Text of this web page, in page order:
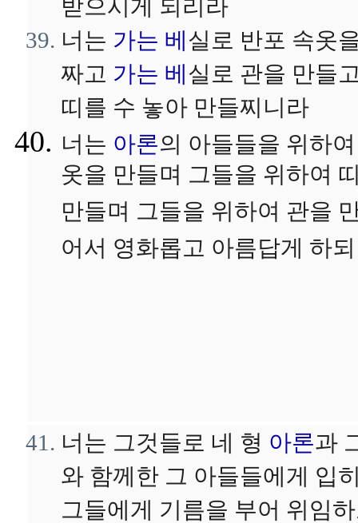
받으시게 되리라
너는 가는 베실로 반포 속옷
짜고 가는 베실로 관을 만들
띠를 수 놓아 만들찌니라
너는 아론의 아들들을 위하
옷을 만들며 그들을 위하여
만들며 그들을 위하여 관을
어서 영화롭고 아름답게 하되
너는 그것들로 네 형 아론과
와 함께한 그 아들들에게 입
그들에게 기름을 부어 위임